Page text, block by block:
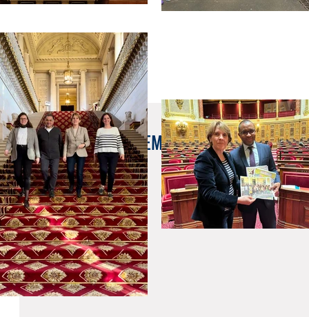
🆕 RECAP’ DE LA SEMAINE : DU 26 AU 30
30 mai 2025